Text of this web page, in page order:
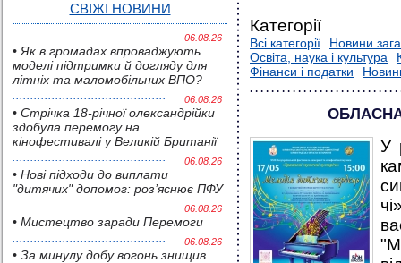
СВІЖІ НОВИНИ
06.08.26
• Як в громадах впроваджують
моделі підтримки й догляду для
літніх та маломобільних ВПО?
06.08.26
• Стрічка 18-річної олександрійки
здобула перемогу на
кінофестивалі у Великій Британії
06.08.26
• Нові підходи до виплати
"дитячих" допомог: роз’яснює ПФУ
06.08.26
• Мистецтво заради Перемоги
06.08.26
• За минулу добу вогонь знищив
Категорії
Всі категорії
Новини
Освіта, наука і культура
Фінанси і податки
У